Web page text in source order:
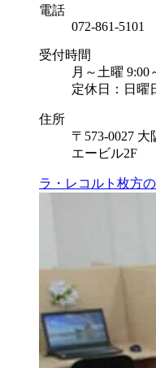
電話
072-861-5101
受付時間
月～土曜 9:00
定休日：日曜
住所
〒573-0027
エービル2F
ラ・レコルト枚方の